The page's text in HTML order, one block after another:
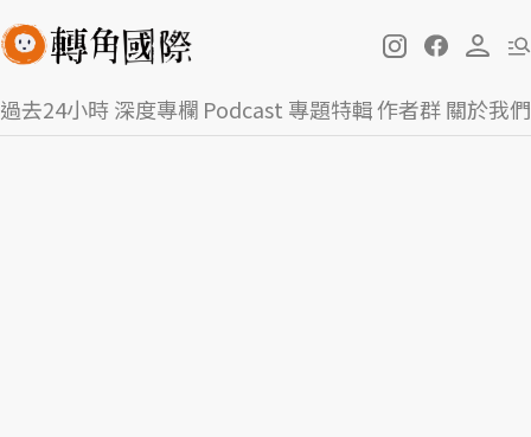
過去24小時深度專欄 Podcast 專題特輯作者群關於我們